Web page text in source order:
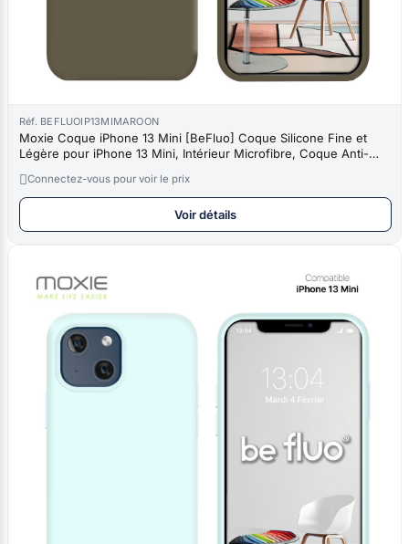
Réf. BEFLUOIP13MIMAROON
Moxie Coque iPhone 13 Mini [BeFluo] Coque Silicone Fine et
Légère pour iPhone 13 Mini, Intérieur Microfibre, Coque Anti-
Connectez-vous pour voir le prix
Voir détails